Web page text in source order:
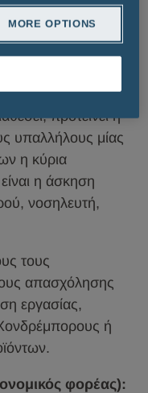
του δημοσίου ή
η οποία μπορεί να
προτείνει ή
υπαλλήλους μίας
η κύρια
η άσκηση
νοσηλευτή,
τους
απασχόλησης
εργασίας,
ή
φορέας):
MORE OPTIONS